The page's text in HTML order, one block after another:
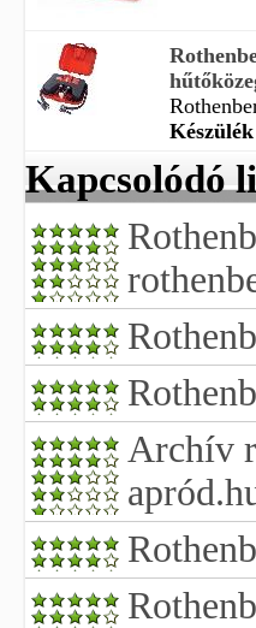
Készülék
Kapcsolódó
Archív